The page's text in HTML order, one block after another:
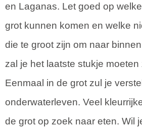
en Laganas. Let goed op
grot kunnen komen en welke
die te groot zijn om naar
zal je het laatste stukje moeten
Eenmaal in de grot zul je
onderwaterleven. Veel
de grot op zoek naar eten. Wil